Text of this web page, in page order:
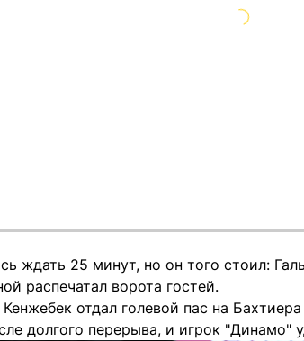
ждать 25 минут, но он того стоил:
распечатал ворота гостей.
отдал голевой пас на
долгого перерыва, и игрок "Динамо"